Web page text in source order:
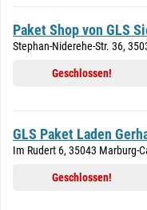
Paket Shop von GLS
Stephan-Niderehe-Str. 36,
Geschlossen!
GLS Paket Laden
Im Rudert 6, 35043 Marburg-
Geschlossen!